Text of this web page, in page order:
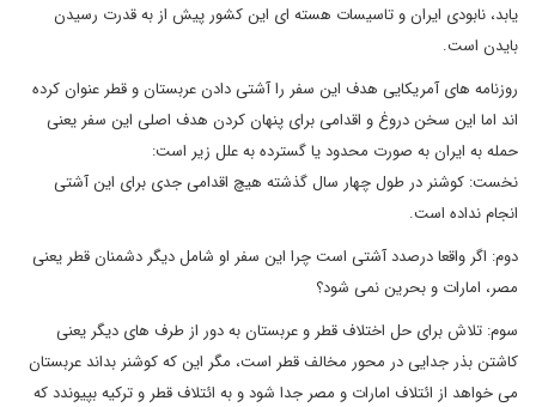
یابد، نابودی ایران و تاسیسات هسته ای این کشور پیش از به قدرت رسیدن
بایدن است.
روزنامه های آمریکایی هدف این سفر را آشتی دادن عربستان و قطر عنوان کرده
اند اما این سخن دروغ و اقدامی برای پنهان کردن هدف اصلی این سفر یعنی
حمله به ایران به صورت محدود یا گسترده به علل زیر است:
نخست: کوشنر در طول چهار سال گذشته هیچ اقدامی جدی برای این آشتی
انجام نداده است.
دوم: اگر واقعا درصدد آشتی است چرا این سفر او شامل دیگر دشمنان قطر یعنی
مصر، امارات و بحرین نمی شود؟
سوم: تلاش برای حل اختلاف قطر و عربستان به دور از طرف های دیگر یعنی
کاشتن بذر جدایی در محور مخالف قطر است، مگر این که کوشنر بداند عربستان
می خواهد از ائتلاف امارات و مصر جدا شود و به ائتلاف قطر و ترکیه بپیوندد که